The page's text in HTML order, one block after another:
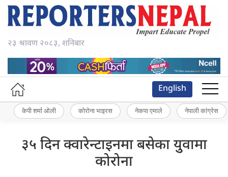
२३ श्रावण २०८३, शनिबार
English
केपी शर्मा ओली कोरोना भाइरस नेकपा एमाले नेपाली कांग्रेस
३५ दिन क्वारेन्टाइनमा बसेका युुवामा
कोरोना